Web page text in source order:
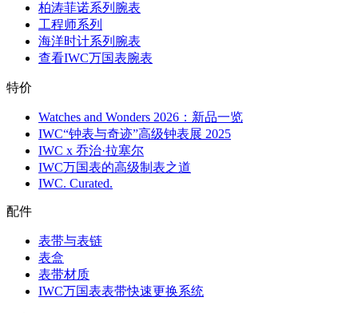
柏涛菲诺系列腕表
工程师系列
海洋时计系列腕表
查看IWC万国表腕表
特价
Watches and Wonders 2026：新品一览
IWC“钟表与奇迹”高级钟表展 2025
IWC x 乔治·拉塞尔
IWC万国表的高级制表之道
IWC. Curated.
配件
表带与表链
表盒
表带材质
IWC万国表表带快速更换系统